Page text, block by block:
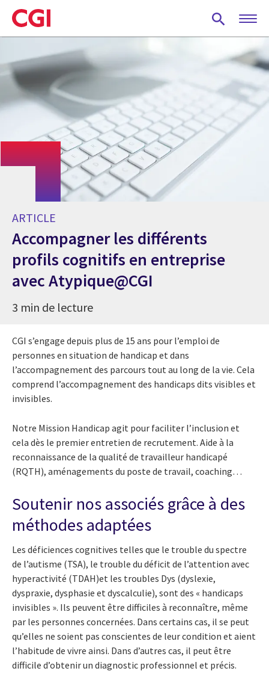
Skip
to
main
ARTICLE
Accompagner les différents
profils cognitifs en entreprise
avec Atypique@CGI
3 min de lecture
CGI s’engage depuis plus de 15 ans pour l’emploi de
personnes en situation de handicap et dans
l’accompagnement des parcours tout au long de la vie. Cela
comprend l’accompagnement des handicaps dits visibles et
invisibles.
Notre Mission Handicap agit pour faciliter l’inclusion et
cela dès le premier entretien de recrutement. Aide à la
reconnaissance de la qualité de travailleur handicapé
(RQTH), aménagements du poste de travail, coaching…
Soutenir nos associés grâce à des
méthodes adaptées
Les déficiences cognitives telles que le trouble du spectre
de l’autisme (TSA), le trouble du déficit de l’attention avec
hyperactivité (TDAH)et les troubles Dys (dyslexie,
dyspraxie, dysphasie et dyscalculie), sont des « handicaps
invisibles ». Ils peuvent être difficiles à reconnaître, même
par les personnes concernées. Dans certains cas, il se peut
qu’elles ne soient pas conscientes de leur condition et aient
l’habitude de vivre ainsi. Dans d’autres cas, il peut être
difficile d’obtenir un diagnostic professionnel et précis.